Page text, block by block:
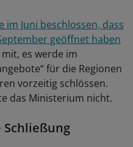
im Juni beschlossen, dass
geöffnet haben
es werde im
für die Regionen
vorzeitig schlössen.
das Ministerium nicht.
Schließung